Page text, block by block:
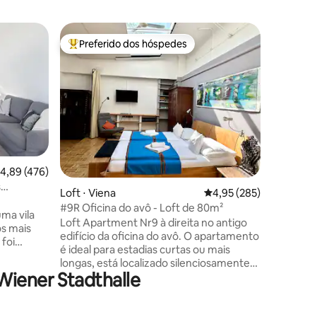
hóspedes
de uma avaliação média de 5, 476 avaliações
4,89 (476)
vila
mais
foi
Você
com
Entre os melhores preferidos dos hóspedes
Preferido dos hóspedes
Loft ⋅ Viena 4,95 de uma avaliação
4,95 (285)
#9R Oficina do avô - Loft de 80m²
Loft Apartment Nr9 à direita no antigo
edifício da oficina do avô. O apartamento
é ideal para estadias curtas ou mais
longas, está localizado silenciosamente
na parte de trás do pátio do
Gründerzeithaus em Westbahnstrasse.
Stadthalle